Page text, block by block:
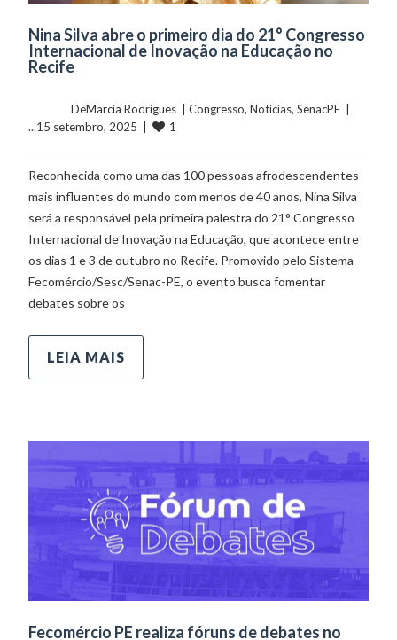
Nina Silva abre o primeiro dia do 21° Congresso
Internacional de Inovação na Educação no
Recife
	    	DeMarcia Rodrigues  |
Congresso, Notícias, SenacPE
  |
...15 setembro, 2025  |
1
Reconhecida como uma das 100 pessoas afrodescendentes
mais influentes do mundo com menos de 40 anos, Nina Silva
será a responsável pela primeira palestra do 21° Congresso
Internacional de Inovação na Educação, que acontece entre
os dias 1 e 3 de outubro no Recife. Promovido pelo Sistema
Fecomércio/Sesc/Senac-PE, o evento busca fomentar
debates sobre os
LEIA MAIS
Fecomércio PE realiza fóruns de debates no